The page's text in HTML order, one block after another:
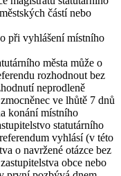
částí nebo
při vyhlášení místního
města může o
rozhodnout bez
neprodleně
ve lhůtě 7 dnů
konání místního
statutárního
vyhlásí (v této
o navržené otázce bez
obce nebo